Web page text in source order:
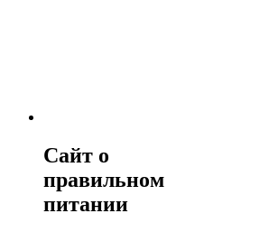
Сайт о
правильном
питании